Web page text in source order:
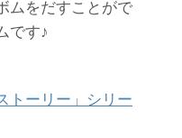
ムをだすことがで
です♪
トーリー」シリー